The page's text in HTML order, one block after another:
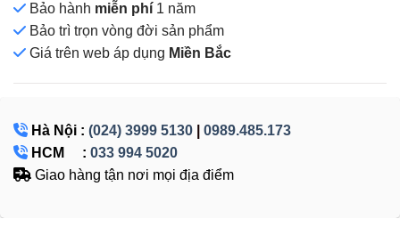
Bảo hành miễn phí 1 năm
Bảo trì trọn vòng đời sản phẩm
Giá trên web áp dụng Miền Bắc
Hà Nội : (024) 3999 5130
0989.485.173
HCM : 033 994 5020
Giao hàng tận nơi mọi địa điểm